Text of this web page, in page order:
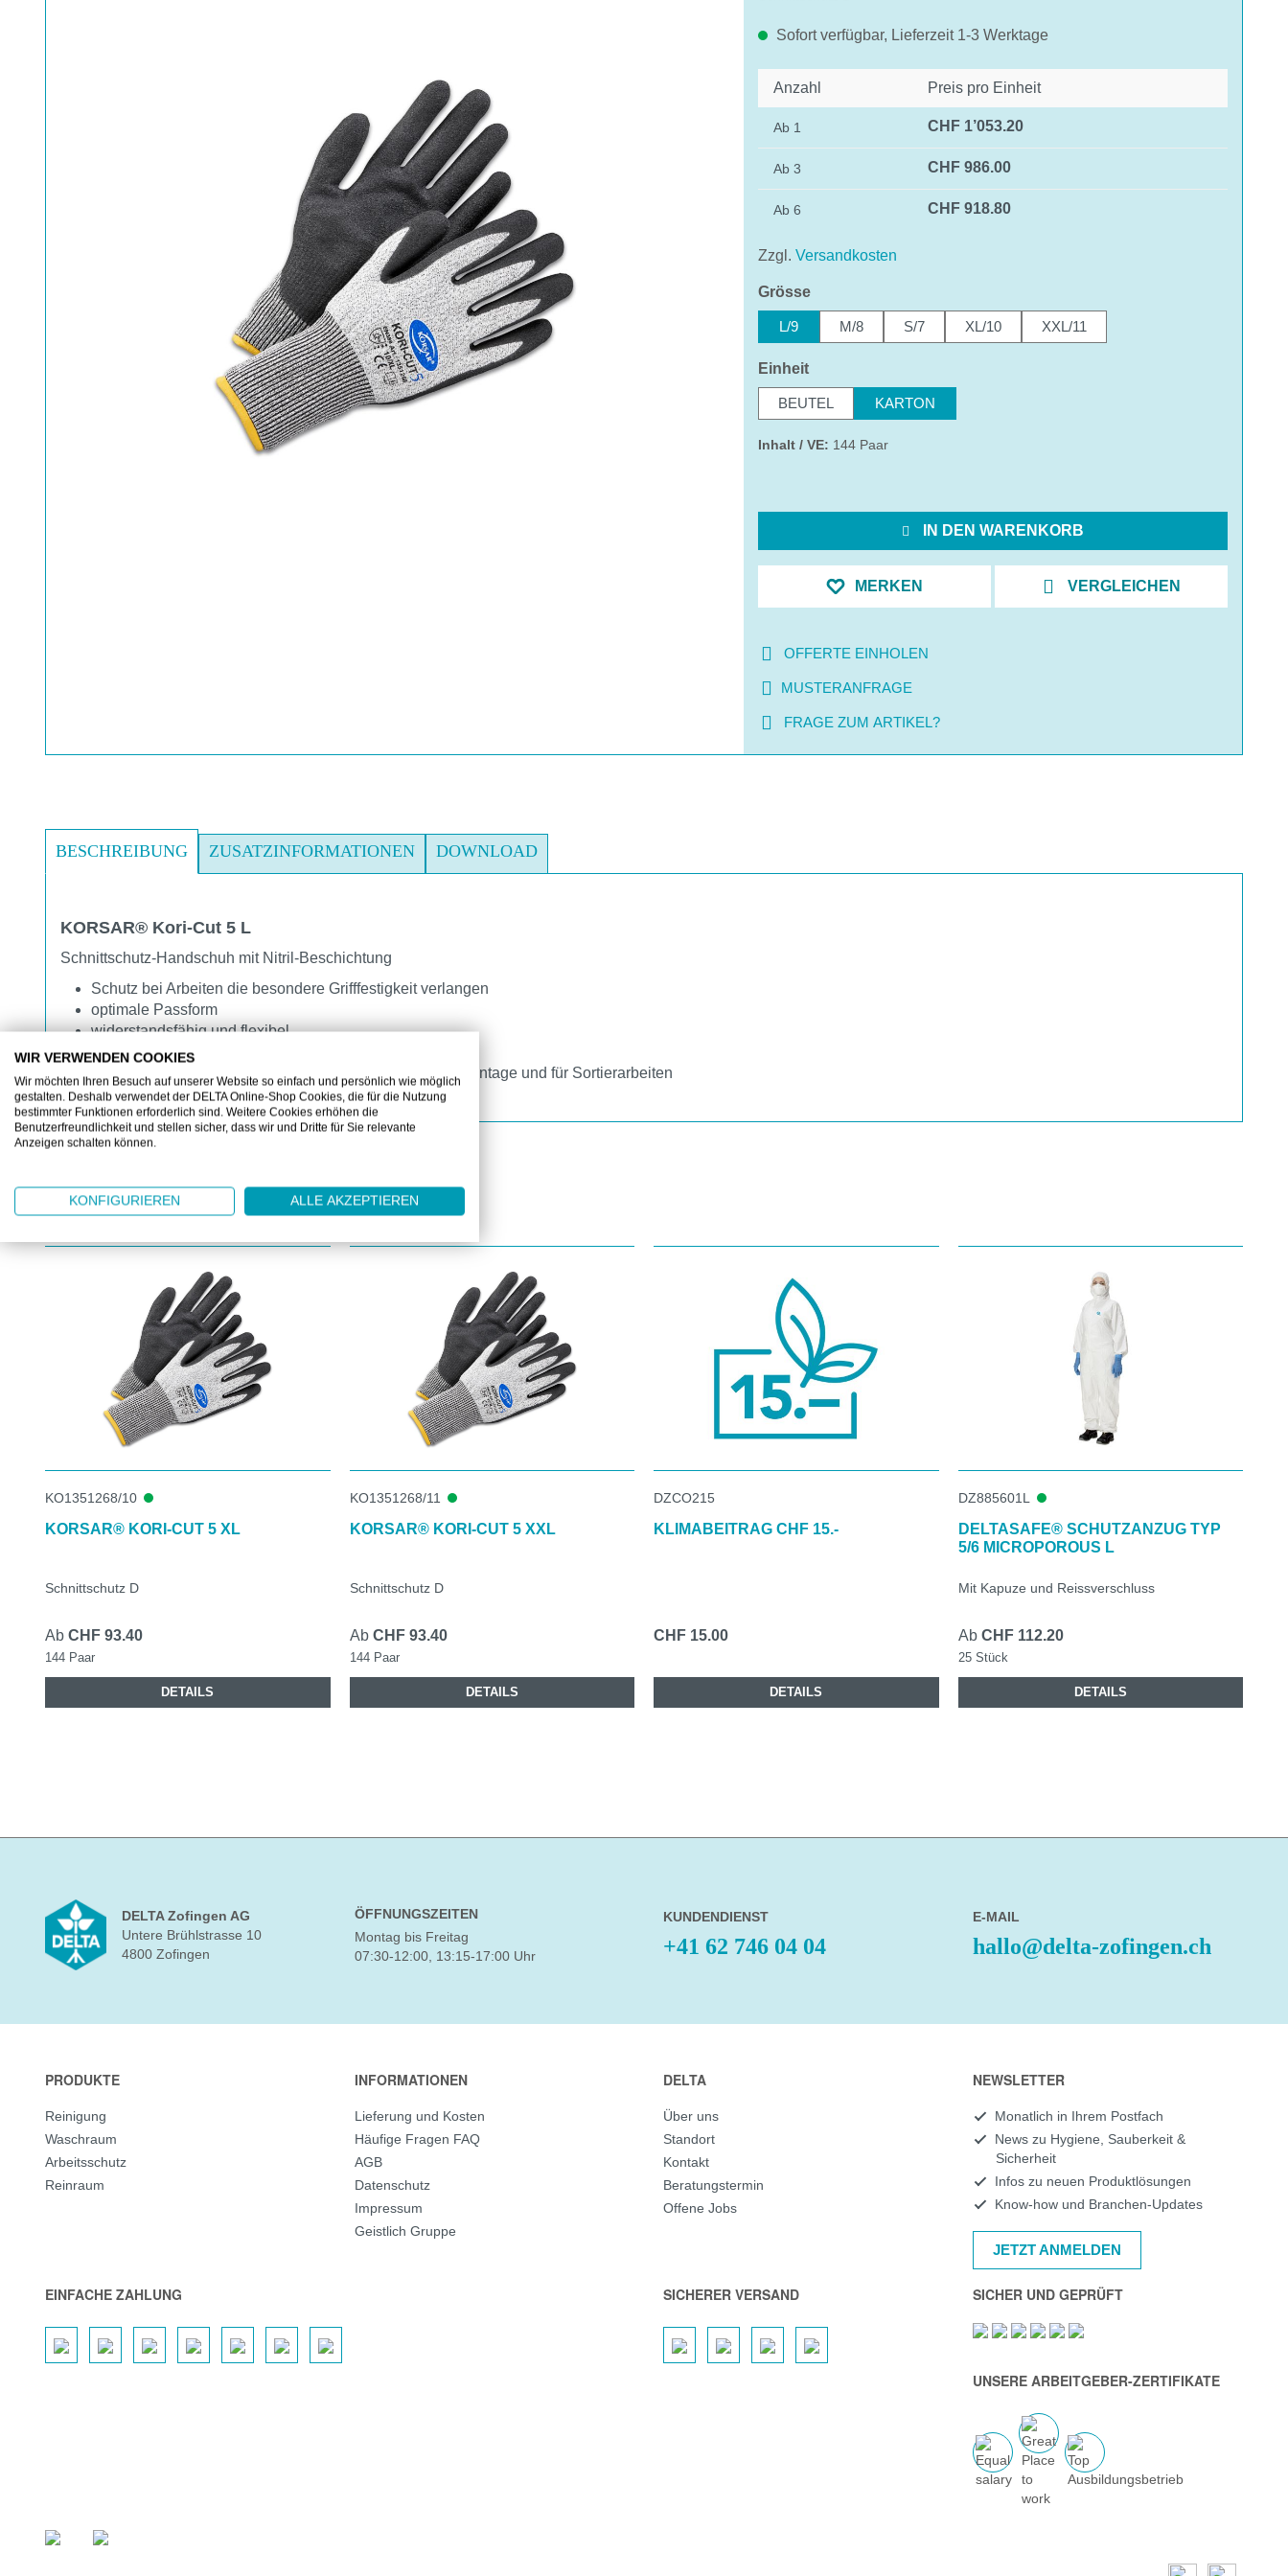
Sofort verfügbar, Lieferzeit 1-3 Werktage
Anzahl Preis pro Einheit
Ab 1 CHF 1’053.20
Ab 3 CHF 986.00
Ab 6 CHF 918.80
Zzgl. Versandkosten
Grösseauswählen
L/9 M/8 S/7 XL/10 XXL/11
Einheitauswählen
BEUTEL KARTON
Inhalt / VE: 144 Paar
IN DEN WARENKORB
MERKEN VERGLEICHEN
OFFERTE EINHOLEN
MUSTERANFRAGE
FRAGE ZUM ARTIKEL?
BESCHREIBUNG ZUSATZINFORMATIONEN DOWNLOAD
KORSAR® Kori-Cut 5 L
Schnittschutz-Handschuh mit Nitril-Beschichtung
Schutz bei Arbeiten die besondere Grifffestigkeit verlangen
optimale Passform
widerstandsfähig und flexibel
flüssigkeitsabweisend
öl- und fettbeständig -ideal für die Bereiche Transport, Montage und für Sortierarbeiten
KUNDEN KAUFTEN AUCH
Produktgalerie überspringen
KO1351268/10
KORSAR® KORI-CUT 5 XL
Schnittschutz D
Ab CHF 93.40
144 Paar
DETAILS
KO1351268/11
KORSAR® KORI-CUT 5 XXL
Schnittschutz D
Ab CHF 93.40
144 Paar
DETAILS
DZCO215
KLIMABEITRAG CHF 15.-
CHF 15.00
DETAILS
DZ885601L
DELTASAFE® SCHUTZANZUG TYP
5/6 MICROPOROUS L
Mit Kapuze und Reissverschluss
Ab CHF 112.20
25 Stück
DETAILS
DELTA Zofingen AG
Untere Brühlstrasse 10
4800 Zofingen
ÖFFNUNGSZEITEN
Montag bis Freitag
07:30-12:00, 13:15-17:00 Uhr
KUNDENDIENST
+41 62 746 04 04
E-MAIL
hallo@delta-zofingen.ch
PRODUKTE
Reinigung
Waschraum
Arbeitsschutz
Reinraum
INFORMATIONEN
Lieferung und Kosten
Häufige Fragen FAQ
AGB
Datenschutz
Impressum
Geistlich Gruppe
DELTA
Über uns
Standort
Kontakt
Beratungstermin
Offene Jobs
NEWSLETTER
Monatlich in Ihrem Postfach
News zu Hygiene, Sauberkeit &
Sicherheit
Infos zu neuen Produktlösungen
Know-how und Branchen-Updates
JETZT ANMELDEN
EINFACHE ZAHLUNG SICHERER VERSAND SICHER UND GEPRÜFT
UNSERE ARBEITGEBER-ZERTIFIKATE
WIR VERWENDEN COOKIES
Wir möchten Ihren Besuch auf unserer Website so einfach und persönlich wie möglich
gestalten. Deshalb verwendet der DELTA Online-Shop Cookies, die für die Nutzung
bestimmter Funktionen erforderlich sind. Weitere Cookies erhöhen die
Benutzerfreundlichkeit und stellen sicher, dass wir und Dritte für Sie relevante
Anzeigen schalten können.
KONFIGURIEREN ALLE AKZEPTIEREN